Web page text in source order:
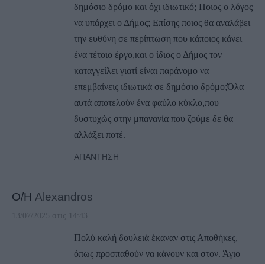
δημόσιο δρόμο και όχι ιδιωτικό; Ποιος ο λόγος
να υπάρχει ο Δήμος; Επίσης ποιος θα αναλάβει
την ευθύνη σε περίπτωση που κάποιος κάνει
ένα τέτοιο έργο,και ο ίδιος ο Δήμος τον
καταγγείλει γιατί είναι παράνομο να
επεμβαίνεις ιδιωτικά σε δημόσιο δρόμο;Όλα
αυτά αποτελούν ένα φαύλο κύκλο,που
δυστυχώς στην μπανανία που ζούμε δε θα
αλλάξει ποτέ.
ΑΠΆΝΤΗΣΗ
Ο/Η Alexandros
13/07/2025 στις 14:43
Πολύ καλή δουλειά έκαναν στις Αποθήκες,
όπως προσπαθούν να κάνουν και στον. Άγιο